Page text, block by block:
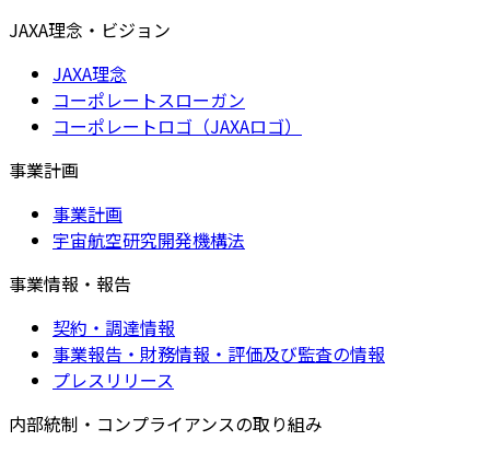
JAXA理念・ビジョン
JAXA理念
コーポレートスローガン
コーポレートロゴ（JAXAロゴ）
事業計画
事業計画
宇宙航空研究開発機構法
事業情報・報告
契約・調達情報
事業報告・財務情報・評価及び監査の情報
プレスリリース
内部統制・コンプライアンスの取り組み